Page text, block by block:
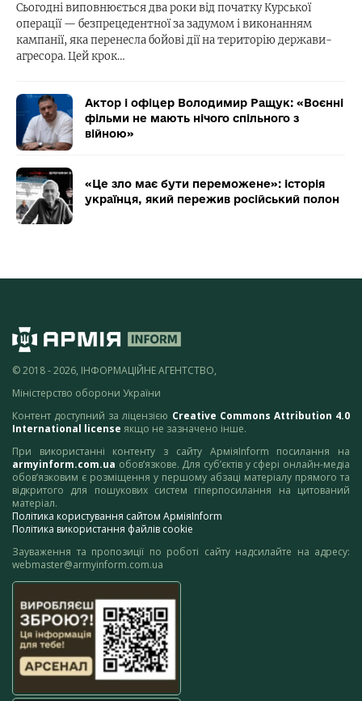
Сьогодні виповнюється два роки від початку Курської
операції — безпрецедентної за задумом і виконанням
кампанії, яка перенесла бойові дії на територію держави-
агресора. Цей крок…
Актор і офіцер Володимир Ращук: «Воєнні
фільми не мають нічого спільного з
війною»
«Це зло має бути переможене»: історія
українця, який пережив російський полон
© 2018 - 2026, ІНФОРМАЦІЙНЕ АГЕНТСТВО,
Міністерство оборони України
Контент доступний за ліцензією Creative Commons Attribution 4.0
International license якщо не зазначено інше.
При використанні контенту з сайту АрміяInform посилання на
armyinform.com.ua обов’язкове. Для суб’єктів у сфері онлайн-медіа
обов’язковим є розміщення у першому абзаці матеріалу прямого та
відкритого для пошукових систем гіперпосилання на цитований
матеріал.
Політика користування сайтом АрміяInform
Політика використання файлів cookie
Зауваження та пропозиції по роботі сайту надсилайте на адресу:
webmaster@armyinform.com.ua